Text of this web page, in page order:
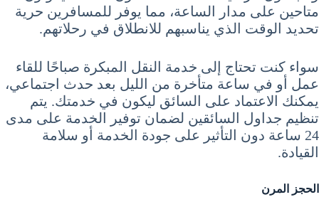
متاحين على مدار الساعة، مما يوفر للمسافرين حرية
تحديد الوقت الذي يناسبهم للانطلاق في رحلاتهم.
سواء كنت تحتاج إلى خدمة النقل المبكرة صباحًا للقاء
عمل أو في ساعة متأخرة من الليل بعد حدث اجتماعي،
يمكنك الاعتماد على السائق ليكون في خدمتك. يتم
تنظيم جداول السائقين لضمان توفير الخدمة على مدى
24 ساعة دون التأثير على جودة الخدمة أو سلامة
القيادة.
الحجز المرن